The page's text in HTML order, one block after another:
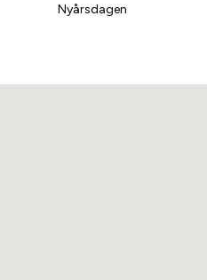
Nyårsdagen